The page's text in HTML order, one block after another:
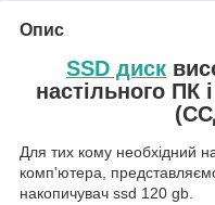
Опис
SSD диск
настільного ПК
Для тих кому необхідний
комп'ютера,
накопичувач ssd 120 gb.